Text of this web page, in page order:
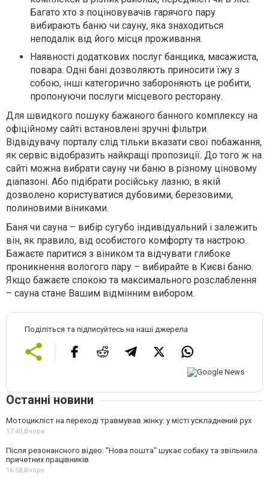
Багато хто з поціновувачів гарячого пару
вибирають баню чи сауну, яка знаходиться
неподалік від його місця проживання.
Наявності додаткових послуг банщика, масажиста,
повара. Одні бані дозволяють приносити їжу з
собою, інші категорично забороняють це робити,
пропонуючи послуги місцевого ресторану.
Для швидкого пошуку бажаного банного комплексу на
офіційному сайті встановлені зручні фільтри.
Відвідувачу порталу слід тільки вказати свої побажання,
як сервіс відобразить найкращі пропозиції. До того ж на
сайті можна вибрати сауну чи баню в різному ціновому
діапазоні. Або підібрати російську лазню, в якій
дозволено користуватися дубовими, березовими,
полиновими віниками.
Баня чи сауна – вибір сугубо індивідуальний і залежить
він, як правило, від особистого комфорту та настрою.
Бажаєте паритися з віником та відчувати глибоке
проникнення вологого пару – вибирайте в Києві баню.
Якщо бажаєте спокою та максимального розслаблення
– сауна стане Вашим відмінним вибором.
Поділіться та підписуйтесь на наші джерела
Останні новини
Мотоцикліст на переході травмував жінку: у місті ускладнений рух
17:40,Вчора
Після резонансного відео: "Нова пошта" шукає собаку та звільнила
причетних працівників
16:58,Вчора